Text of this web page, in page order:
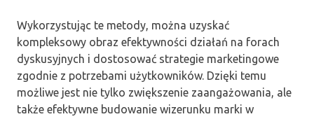
Wykorzystując te metody, można uzyskać
kompleksowy obraz efektywności działań na forach
dyskusyjnych i dostosować strategie marketingowe
zgodnie z potrzebami użytkowników. Dzięki temu
możliwe jest nie tylko zwiększenie zaangażowania, ale
także efektywne budowanie wizerunku marki w